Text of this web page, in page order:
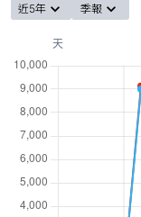
近5年 季報